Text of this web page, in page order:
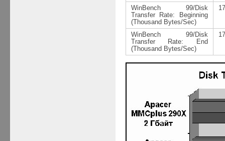
WinBench 99/Disk
Transfer Rate: Beginning
(Thousand Bytes/Sec)
WinBench 99/Disk
Transfer Rate: End
(Thousand Bytes/Sec)